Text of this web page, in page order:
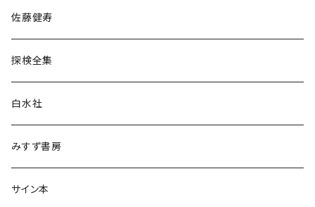
民族・風習
言語・ことば
佐藤健寿
探検全集
白水社
みすず書房
サイン本